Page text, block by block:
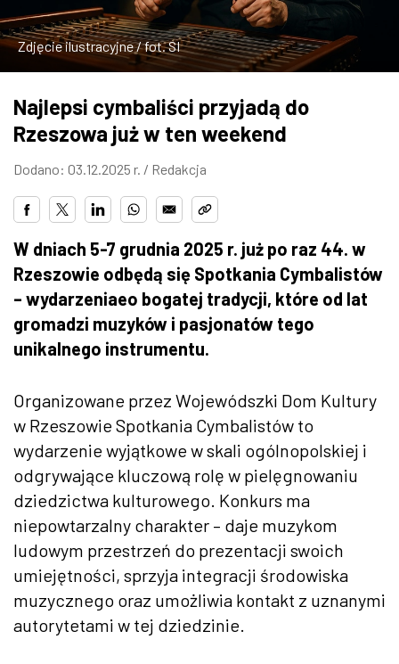
ZDJĘCIA
W RZESZOWIE
Zdjęcie ilustracyjne / fot. SI
Najlepsi cymbaliści przyjadą do
Rzeszowa już w ten weekend
Dodano: 03.12.2025 r. / Redakcja
W dniach 5-7 grudnia 2025 r. już po raz 44. w
Rzeszowie odbędą się Spotkania Cymbalistów
– wydarzeniaeo bogatej tradycji, które od lat
gromadzi muzyków i pasjonatów tego
unikalnego instrumentu.
Organizowane przez Wojewódszki Dom Kultury
w Rzeszowie Spotkania Cymbalistów to
wydarzenie wyjątkowe w skali ogólnopolskiej i
odgrywające kluczową rolę w pielęgnowaniu
dziedzictwa kulturowego. Konkurs ma
niepowtarzalny charakter – daje muzykom
ludowym przestrzeń do prezentacji swoich
umiejętności, sprzyja integracji środowiska
muzycznego oraz umożliwia kontakt z uznanymi
autorytetami w tej dziedzinie.